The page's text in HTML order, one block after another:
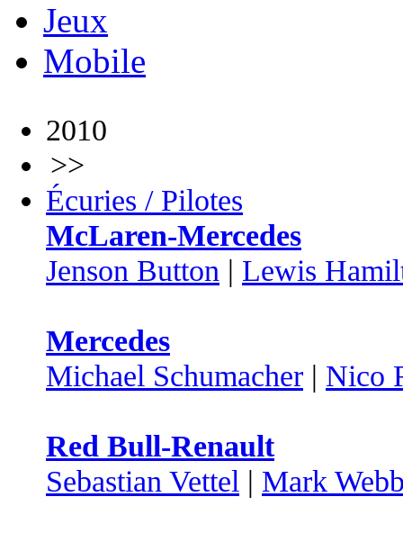
Jeux
Mobile
2010
>>
Écuries / Pilotes
McLaren-Mercedes
Jenson Button | Lewis
Mercedes
Michael Schumacher | Nico
Red Bull-Renault
Sebastian Vettel | Mark